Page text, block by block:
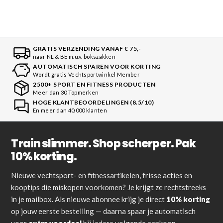
GRATIS VERZENDING VANAF € 75,-
naar NL & BE m.u.v. bokszakken
AUTOMATISCH SPAREN VOOR KORTING
Wordt gratis Vechtsportwinkel Member
2500+ SPORT EN FITNESS PRODUCTEN
Meer dan 30 Topmerken
HOGE KLANTBEOORDELINGEN (8.5/10)
En meer dan 40.000 klanten
Train slimmer. Shop scherper. Pak
10% korting.
Nieuwe vechtsport- en fitnessartikelen, frisse acties en
kooptips die miskopen voorkomen? Je krijgt ze rechtstreeks
in je mailbox. Als nieuwe abonnee krijg je direct 10% korting
op jouw eerste bestelling — daarna spaar je automatisch